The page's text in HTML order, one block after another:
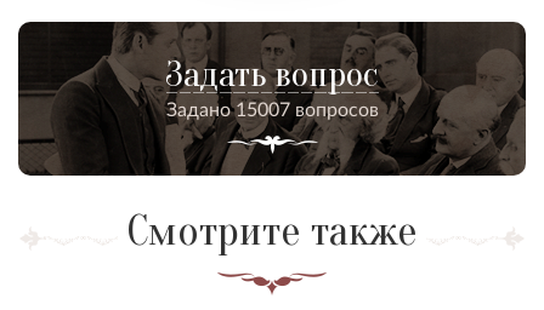
Задать вопрос
Задано 15007 вопросов
Смотрите также